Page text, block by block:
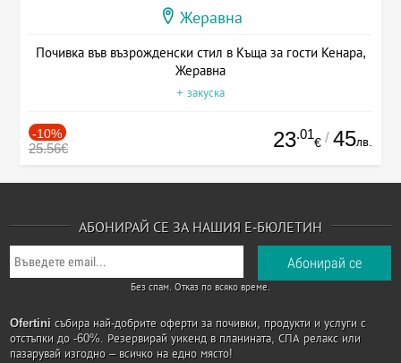
Жеравна
Почивка във възрожденски стил в Къща за гости Кенара,
Жеравна
+ закуска
-10%
25.56€ 23.01
€ / 45лв.
АБОНИРАЙ СЕ ЗА НАШИЯ Е-БЮЛЕТИН
Без спам. Отказ по всяко време.
Ofertini събира най-добрите оферти за почивки, продукти и услуги с
отстъпки до -60%. Резервирай уикенд в планината, СПА релакс или
пазарувай изгодно – всичко на едно място!